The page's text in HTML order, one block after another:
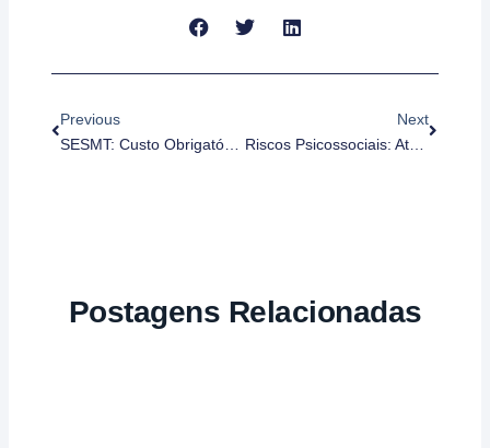
Previous
SESMT: Custo Obrigatório Ou Ativo Estratégico Na Era Dos Riscos Psicossociais?
Next
Riscos Psicossociais: Atualizações Normativas E Como Manter Sua Empresa Em Conformidade
Postagens Relacionadas